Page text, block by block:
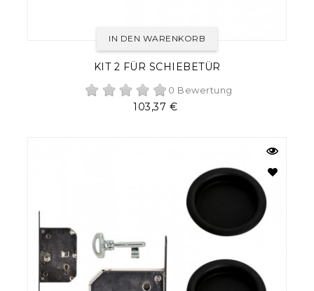
KIT 2 FÜR SCHIEBETÜR
0 Bewertung
Preis
103,37 €
IN DEN WARENKORB